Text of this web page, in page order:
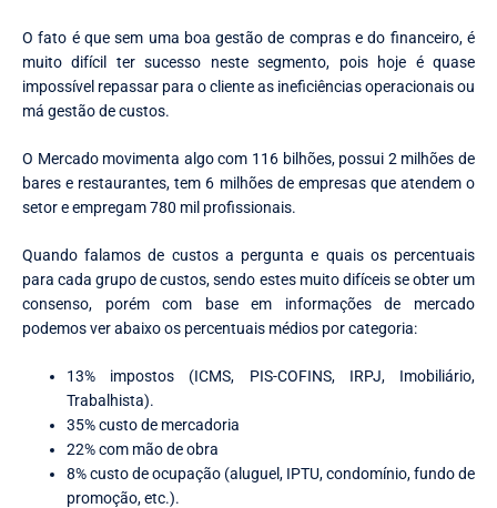
O fato é que sem uma boa gestão de compras e do financeiro, é
muito difícil ter sucesso neste segmento, pois hoje é quase
impossível repassar para o cliente as ineficiências operacionais ou
má gestão de custos.
O Mercado movimenta algo com 116 bilhões, possui 2 milhões de
bares e restaurantes, tem 6 milhões de empresas que atendem o
setor e empregam 780 mil profissionais.
Quando falamos de custos a pergunta e quais os percentuais
para cada grupo de custos, sendo estes muito difíceis se obter um
consenso, porém com base em informações de mercado
podemos ver abaixo os percentuais médios por categoria:
13% impostos (ICMS, PIS-COFINS, IRPJ, Imobiliário,
Trabalhista).
35% custo de mercadoria
22% com mão de obra
8% custo de ocupação (aluguel, IPTU, condomínio, fundo de
promoção, etc.).